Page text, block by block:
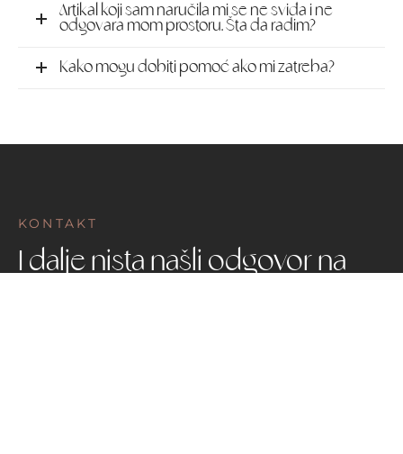
Artikal koji sam naručila mi se ne sviđa i ne
odgovara mom prostoru. Šta da radim?
Kako mogu dobiti pomoć ako mi zatreba?
KONTAKT
I dalje nista našli odgovor na